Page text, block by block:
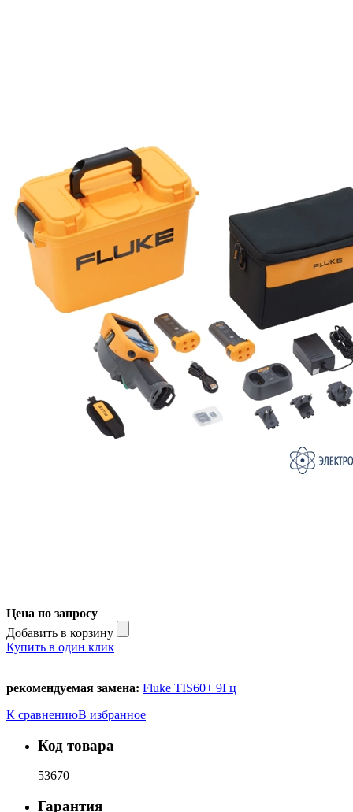
Цена по запросу
Добавить в корзину
Купить в один клик
рекомендуемая замена: Fluke TIS60+ 9Гц
К сравнениюВ избранное
Код товара
53670
Гарантия